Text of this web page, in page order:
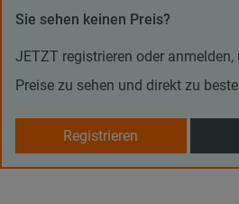
Sie sehen keinen Preis?
JETZT registrieren oder
Preise zu sehen und direkt zu
Registrieren